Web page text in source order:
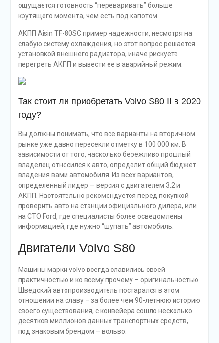
ощущается готовность “переваривать” больше
крутящего момента, чем есть под капотом.
АКПП Aisin TF-80SC пример надежности, несмотря на
слабую систему охлаждения, но этот вопрос решается
установкой внешнего радиатора, иначе рискуете
перегреть АКПП и вывести ее в аварийный режим.
Так стоит ли приобретать Volvo S80 II в 2020
году?
Вы должны понимать, что все варианты на вторичном
рынке уже давно пересекли отметку в 100 000 км. В
зависимости от того, насколько бережливо прошлый
владелец относился к авто, определит общий бюджет
владения вами автомобиля. Из всех вариантов,
определенный лидер — версия с двигателем 3.2 и
АКПП. Настоятельно рекомендуется перед покупкой
проверить авто на станции официального дилера, или
на СТО Ford, где специалисты более осведомлены
информацией, где нужно “щупать” автомобиль.
Двигатели Volvo S80
Машины марки volvo всегда славились своей
практичностью и ко всему прочему – оригинальностью.
Шведский автопроизводитель постарался в этом
отношении на славу – за более чем 90-летнюю историю
своего существования, с конвейера сошло несколько
десятков миллионов данных транспортных средств,
под знаковым брендом – вольво.